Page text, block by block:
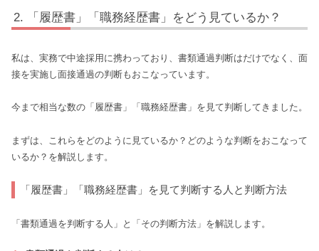
「履歴書」「職務経歴書」をどう見ているか？
私は、実務で中途採用に携わっており、書類通過判断はだけでなく、面
接を実施し面接通過の判断もおこなっています。
今まで相当な数の「履歴書」「職務経歴書」を見て判断してきました。
まずは、これらをどのように見ているか？どのような判断をおこなって
いるか？を解説します。
「履歴書」「職務経歴書」を見て判断する人と判断方法
「書類通過を判断する人」と「その判断方法」を解説します。